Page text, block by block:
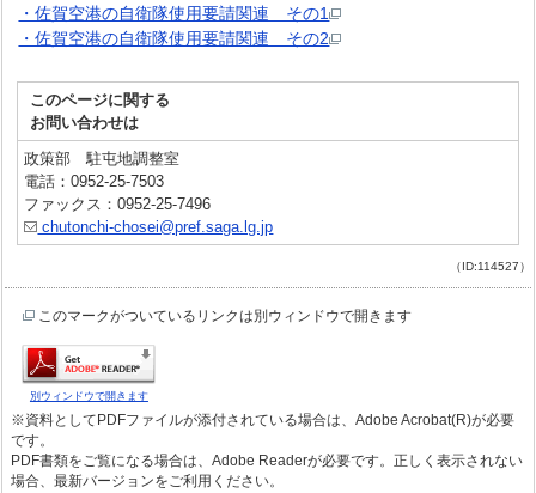
・佐賀空港の自衛隊使用要請関連 その1
・佐賀空港の自衛隊使用要請関連 その2
このページに関する
お問い合わせは
政策部 駐屯地調整室
電話：0952-25-7503
ファックス：0952-25-7496
chutonchi-chosei@pref.saga.lg.jp
（ID:114527）
このマークがついているリンクは別ウィンドウで開きます
別ウィンドウで開きます
※資料としてPDFファイルが添付されている場合は、Adobe Acrobat(R)が必要
です。
PDF書類をご覧になる場合は、Adobe Readerが必要です。正しく表示されない
場合、最新バージョンをご利用ください。